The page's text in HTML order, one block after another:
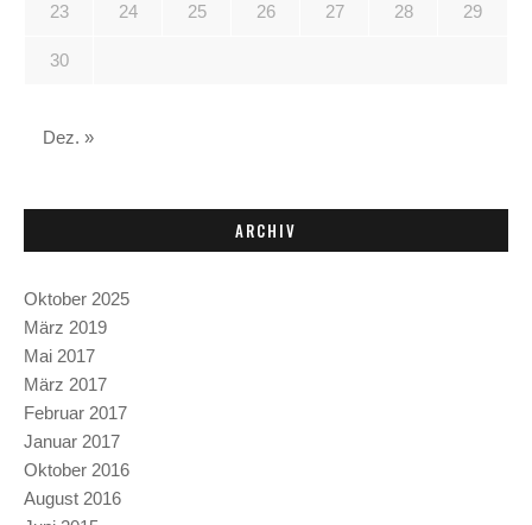
23 24 25 26 27 28 29
30
Dez. »
ARCHIV
Oktober 2025
März 2019
Mai 2017
März 2017
Februar 2017
Januar 2017
Oktober 2016
August 2016